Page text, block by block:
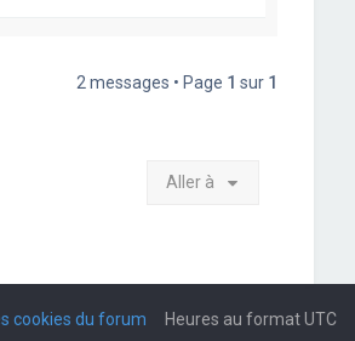
2 messages • Page 1 sur 1
Aller à
Heures au formatUTC
cookies du forum